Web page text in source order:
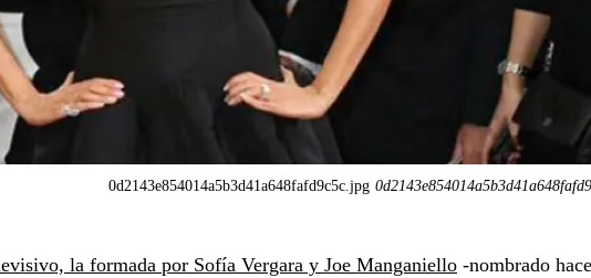
0d2143e854014a5b3d41a648fafd9c5c.jpg
la formada por Sofía Vergara y Joe Manganiello -nombrado